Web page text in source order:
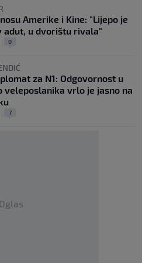
Amerike i Kine: "Lijepo je
adut, u dvorištu rivala"
0
za N1: Odgovornost u
veleposlanika vrlo je jasno na
7
Oglas